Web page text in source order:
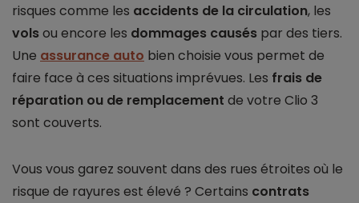
risques comme les accidents de la circulation, les
volsou encore les dommages causés par des tiers.
Une assurance auto bien choisie vous permet de
faire face à ces situations imprévues. Les frais de
réparation ou de remplacement de votre Clio 3
sont couverts.
Vous vous garez souvent dans des rues étroites où le
risque de rayures est élevé ? Certains contrats